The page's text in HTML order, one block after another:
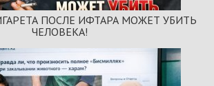
ПОСЛЕ ИФТАРА МОЖЕТ УБИТЬ
ЧЕЛОВЕКА!